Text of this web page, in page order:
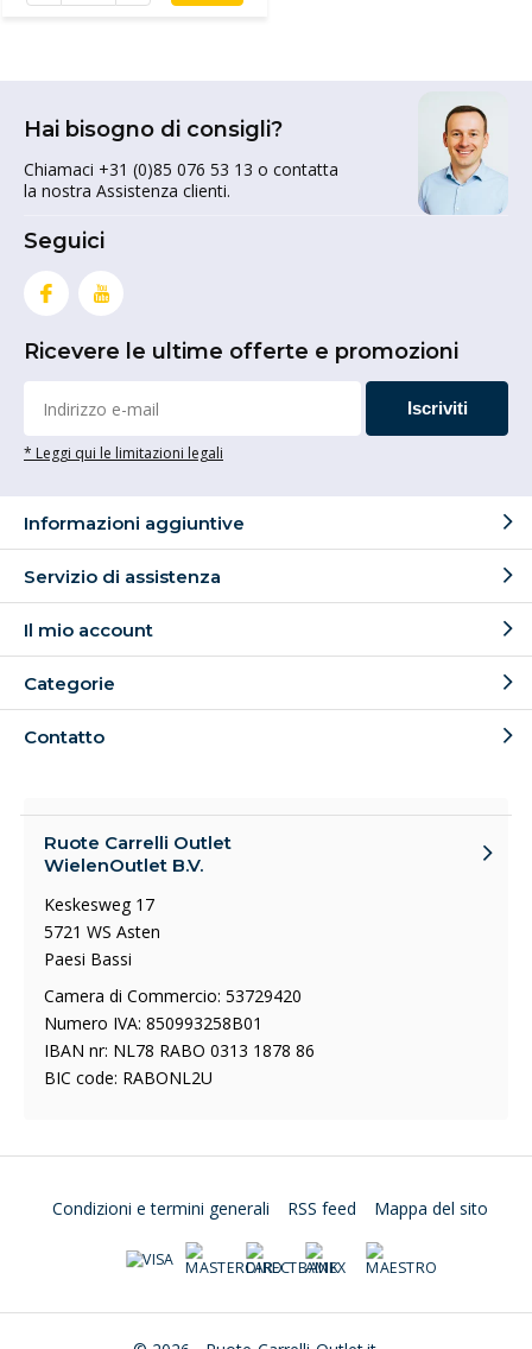
Hai bisogno di consigli?
Chiamaci +31 (0)85 076 53 13 o contatta
la nostra Assistenza clienti.
Seguici
Ricevere le ultime offerte e promozioni
Iscriviti
* Leggi qui le limitazioni legali
Informazioni aggiuntive
Servizio di assistenza
Il mio account
Categorie
Contatto
Ruote Carrelli Outlet
WielenOutlet B.V.
Keskesweg 17
5721 WS Asten
Paesi Bassi
Camera di Commercio: 53729420
Numero IVA: 850993258B01
IBAN nr: NL78 RABO 0313 1878 86
BIC code: RABONL2U
Condizioni e termini generali RSS feed Mappa del sito